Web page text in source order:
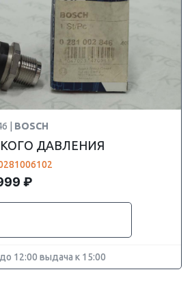
| BOSCH
ДАВЛЕНИЯ
₽
12:00 выдача к 15:00